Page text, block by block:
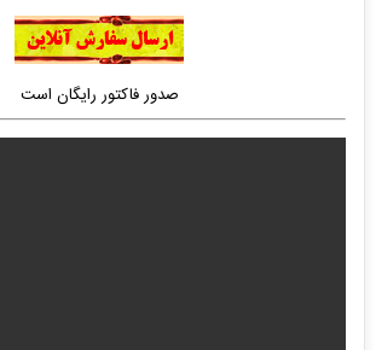
صدور فاکتور رایگان است